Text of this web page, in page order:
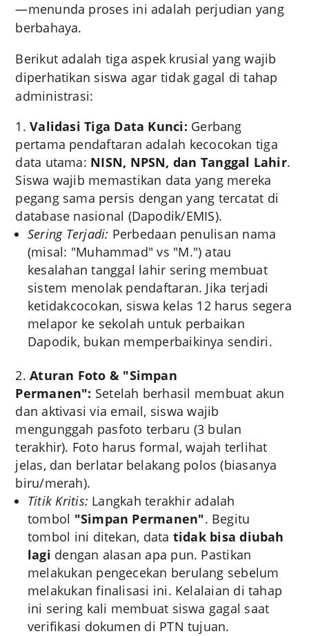
—menunda proses ini adalah perjudian yang
berbahaya.
Berikut adalah tiga aspek krusial yang wajib
diperhatikan siswa agar tidak gagal di tahap
administrasi:
Validasi Tiga Data Kunci: Gerbang
pertama pendaftaran adalah kecocokan tiga
data utama: NISN, NPSN, dan Tanggal Lahir.
Siswa wajib memastikan data yang mereka
pegang sama persis dengan yang tercatat di
database nasional (Dapodik/EMIS).
Sering Terjadi: Perbedaan penulisan nama
(misal: "Muhammad" vs "M.") atau
kesalahan tanggal lahir sering membuat
sistem menolak pendaftaran. Jika terjadi
ketidakcocokan, siswa kelas 12 harus segera
melapor ke sekolah untuk perbaikan
Dapodik, bukan memperbaikinya sendiri.
Aturan Foto & "Simpan
Permanen": Setelah berhasil membuat akun
dan aktivasi via email, siswa wajib
mengunggah pasfoto terbaru (3 bulan
terakhir). Foto harus formal, wajah terlihat
jelas, dan berlatar belakang polos (biasanya
biru/merah).
Titik Kritis: Langkah terakhir adalah
tombol "Simpan Permanen". Begitu
tombol ini ditekan, data tidak bisa diubah
lagi dengan alasan apa pun. Pastikan
melakukan pengecekan berulang sebelum
melakukan finalisasi ini. Kelalaian di tahap
ini sering kali membuat siswa gagal saat
verifikasi dokumen di PTN tujuan.